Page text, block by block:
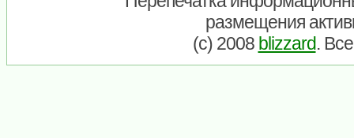
размещения
(c) 2008 blizzard.